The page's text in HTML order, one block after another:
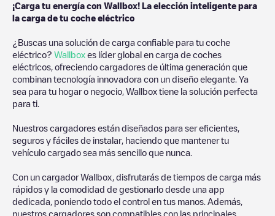
¡Carga tu energía con Wallbox! La elección inteligente para
la carga de tu coche eléctrico
¿Buscas una solución de carga confiable para tu coche
eléctrico? Wallbox es líder global en carga de coches
eléctricos, ofreciendo cargadores de última generación que
combinan tecnología innovadora con un diseño elegante. Ya
sea para tu hogar o negocio, Wallbox tiene la solución perfecta
para ti.
Nuestros cargadores están diseñados para ser eficientes,
seguros y fáciles de instalar, haciendo que mantener tu
vehículo cargado sea más sencillo que nunca.
Con un cargador Wallbox, disfrutarás de tiempos de carga más
rápidos y la comodidad de gestionarlo desde una app
dedicada, poniendo todo el control en tus manos. Además,
nuestros cargadores son compatibles con las principales